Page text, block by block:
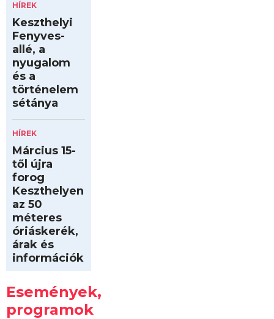
HÍREK
Keszthelyi
Fenyves-
allé, a
nyugalom
és a
történelem
sétánya
HÍREK
Március 15-
től újra
forog
Keszthelyen
az 50
méteres
óriáskerék,
árak és
információk
Események,
programok
Kilóméterek
2026